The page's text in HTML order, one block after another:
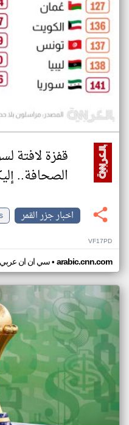
قفزة لافتة
الصحافة..
اخبار جزر القمر
VF17PD
سي ان ان عربي• arabic.cnn.com